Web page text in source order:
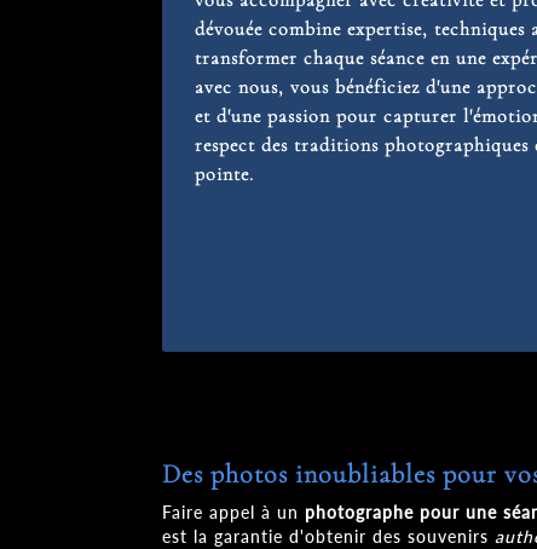
dévouée combine expertise, techniques
transformer chaque séance en une
avec nous, vous bénéficiez d'une
et d'une passion pour capturer
respect des traditions
pointe.
Des photos inoubliables pour
Faire appel à un photographe pour une
est la garantie d'obtenir des souvenirs